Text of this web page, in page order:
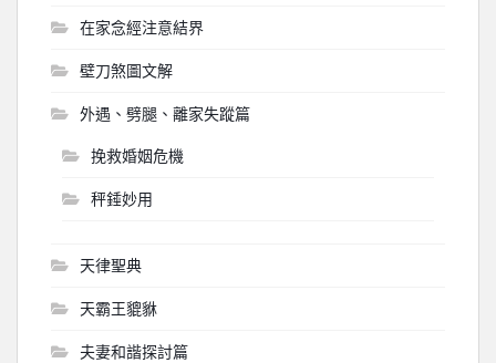
在家念經注意結界
壁刀煞圖文解
外遇、劈腿、離家失蹤篇
挽救婚姻危機
秤錘妙用
天律聖典
天霸王貔貅
夫妻和諧探討篇